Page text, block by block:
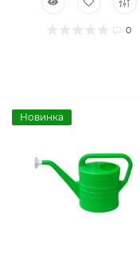
0
Новинка